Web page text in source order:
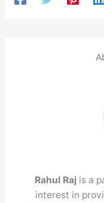
Rahul Raj is a
interest in